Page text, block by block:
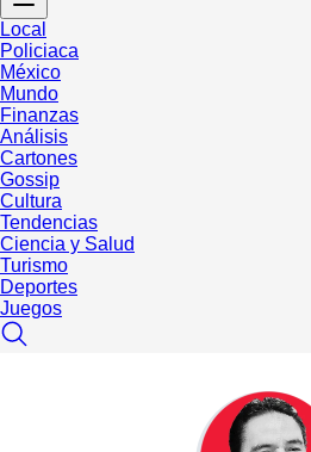
Local
Policiaca
México
Mundo
Finanzas
Análisis
Cartones
Gossip
Cultura
Tendencias
Ciencia y Salud
Turismo
Deportes
Juegos